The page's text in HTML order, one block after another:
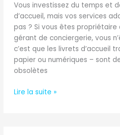
Vous investissez du temps et
d’accueil, mais vos services
pas ? Si vous êtes
gérant de conciergerie, vous
c’est que les livrets d’accueil
papier ou numériques – sont
obsolètes
de
services
additionnels
(et
comment
y
remédier)
Lire la suite »